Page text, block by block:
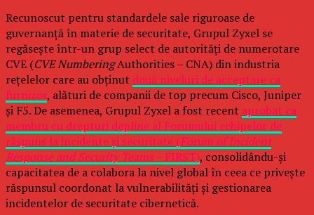
Recunoscut pentru standardele sale riguroase de
guvernanță în materie de securitate, Grupul Zyxel se
regăsește într-un grup select de autorități de numerotare
CVE (CVE NumberingAuthorities – CNA) din industria
rețelelor care au obținut două niveluri de acceptare ca
furnizor, alături de companii de top precum Cisco, Juniper
și F5. De asemenea, Grupul Zyxel a fost recent aprobat ca
membru cu drepturi depline al Forumului echipelor de
răspuns la incidente și securitate (Forum of Incident
Response and Security Teams –FIRST), consolidându-și
capacitatea de a colabora la nivel global în ceea ce privește
răspunsul coordonat la vulnerabilități și gestionarea
incidentelor de securitate cibernetică.